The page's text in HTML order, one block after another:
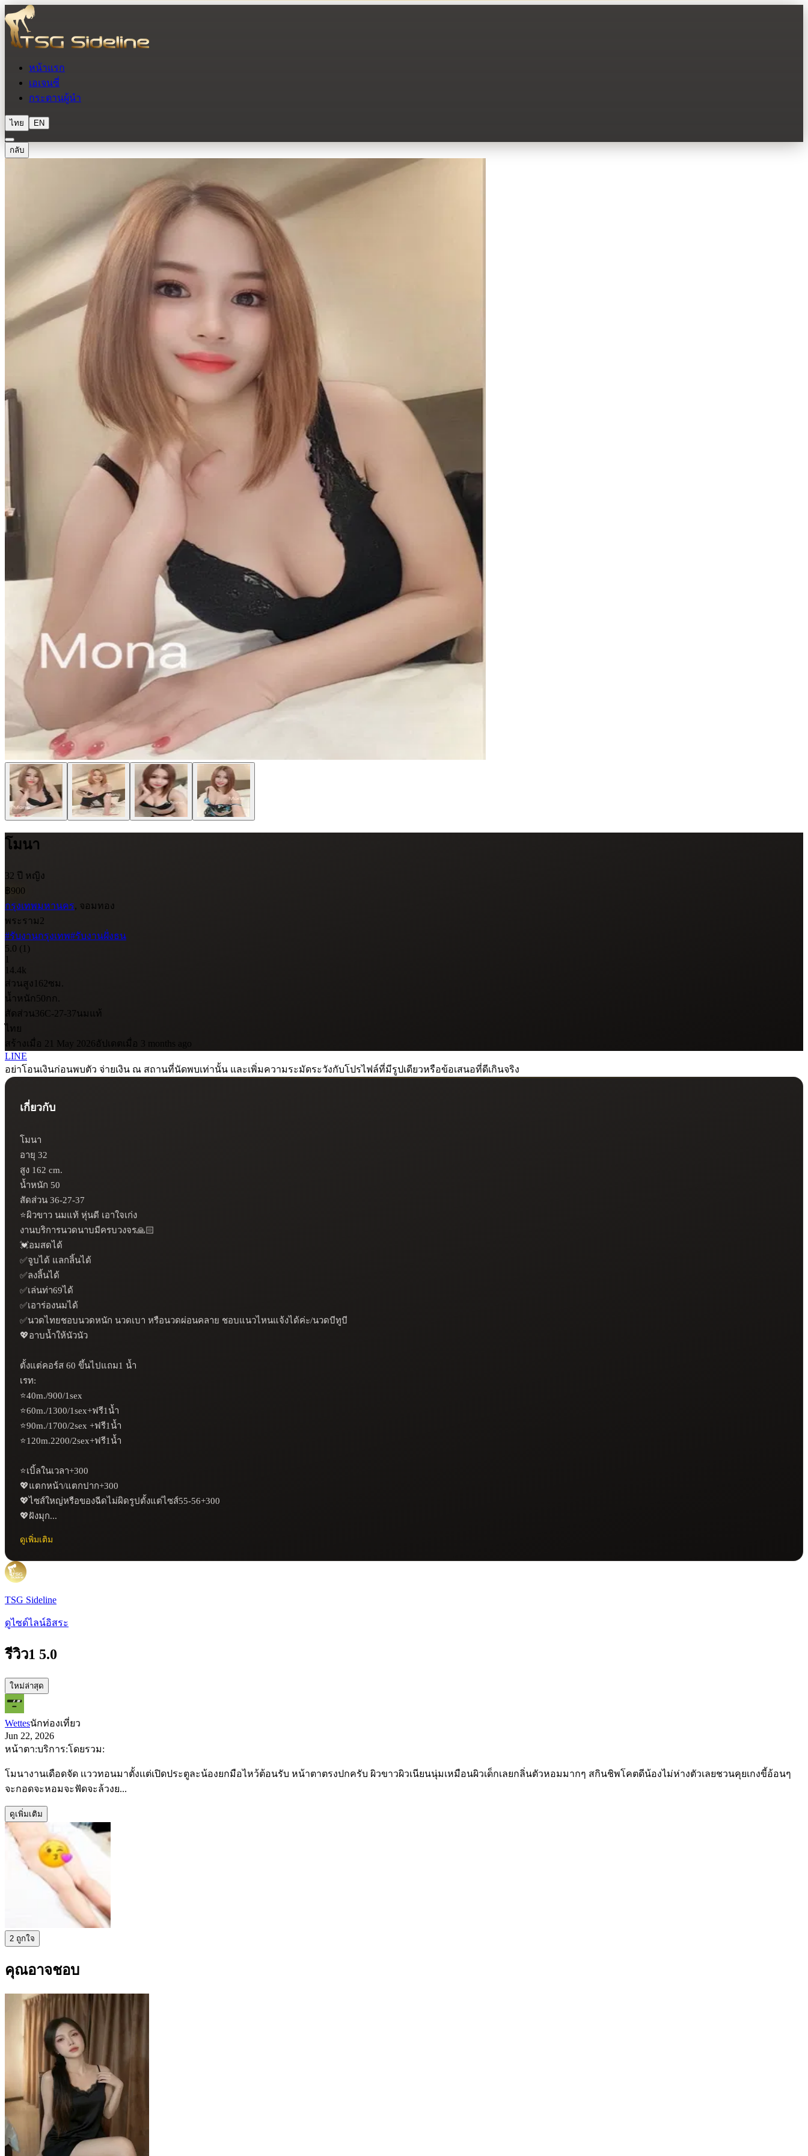
หน้าแรก
เอเจนซี่
กระดานผู้นำ
ไทย EN
กลับ
โมนา
32 ปี หญิง
฿900
กรุงเทพมหานคร, จอมทอง
พระราม2
#รับงานกรุงเทพ#รับงานฝั่งธน
5.0 (1)
1
14.4k
ส่วนสูง 162ซม.
น้ำหนัก 50กก.
สัดส่วน 36C-27-37นมแท้
ไทย
สร้างเมื่อ 21 May 2026อัปเดตเมื่อ 3 months ago
LINE
อย่าโอนเงินก่อนพบตัว จ่ายเงิน ณ สถานที่นัดพบเท่านั้น และเพิ่มความระมัดระวังกับโปรไฟล์ที่มีรูปเดียวหรือข้อเสนอที่ดีเกินจริง
เกี่ยวกับ
โมนา
อายุ 32
สูง 162 cm.
น้ำหนัก 50
สัดส่วน 36-27-37
⭐ผิวขาว นมแท้ หุ่นดี เอาใจเก่ง
งานบริการนวดนาบมีครบวงจร🙏🏻
💓อมสดได้
✅จูบได้ แลกลิ้นได้
✅ลงลิ้นได้
✅เล่นท่า69ได้
✅เอาร่องนมได้
✅นวดไทยชอบนวดหนัก นวดเบา หรือนวดผ่อนคลาย ชอบแนวไหนแจ้งได้ค่ะ/นวดบีทูบี
💖อาบน้ำให้นัวนัว
ตั้งแต่คอร์ส 60 ขึ้นไปแถม1 น้ำ
เรท:
⭐️40m./900/1sex
⭐️60m./1300/1sex+ฟรี1น้ำ
⭐90m./1700/2sex +ฟรี1น้ำ
⭐120m.2200/2sex+ฟรี1น้ำ
⭐เบิ้ลในเวลา+300
💖แตกหน้า/แตกปาก+300
💖ไซส์ใหญ่หรือของฉีดไม่ผิดรูปตั้งแต่ไซส์55-56+300
💖ฝังมุก...
ดูเพิ่มเติม
TSG Sideline
ดูไซด์ไลน์อิสระ
รีวิว1 5.0
ใหม่ล่าสุด
Wettesนักท่องเที่ยว
Jun 22, 2026
หน้าตา:บริการ:โดยรวม:
โมนางานเดือดจัด เเววทอนมาตั้งเเต่เปิดประตูละน้องยกมือไหว้ต้อนรับ หน้าตาตรงปกครับ ผิวขาวผิวเนียนนุ่มเหมือนผิวเด็กเลยกลิ่นตัวหอมมากๆ สกินชิพโคตดีน้องไม่ห่างตัวเลยชวนคุยเกงขี้อ้อนๆ
จะกอดจะหอมจะฟัดจะล้วงย...
ดูเพิ่มเติม
2 ถูกใจ
คุณอาจชอบ